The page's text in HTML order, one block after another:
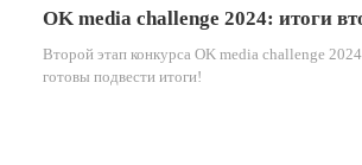
OK media challenge 2024: итоги
Второй этап конкурса OK media challenge
готовы подвести итоги!